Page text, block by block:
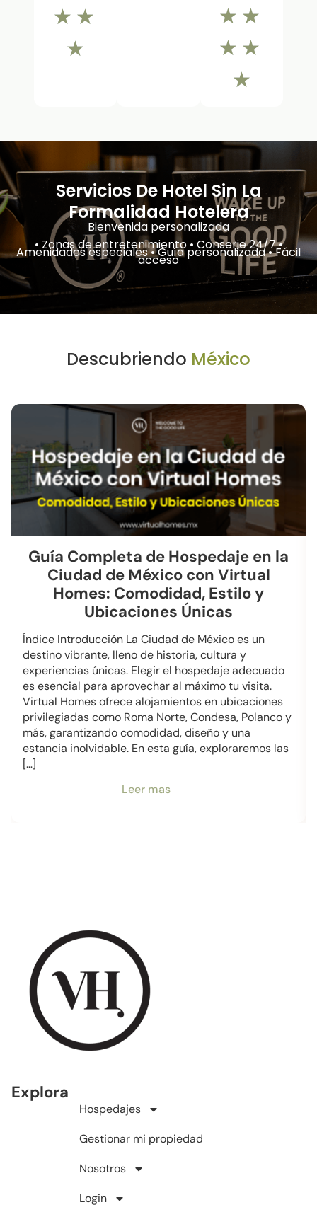
★ ★
★
★ ★
★ ★
★
Servicios De Hotel Sin La
Formalidad Hotelera
Bienvenida personalizada
• Zonas de entretenimiento • Conserje 24/7 •
Amenidades especiales • Guía personalizada • Fácil
acceso
Descubriendo México
Guía Completa de Hospedaje en la
Ciudad de México con Virtual
Homes: Comodidad, Estilo y
Ubicaciones Únicas
Índice Introducción La Ciudad de México es un
destino vibrante, lleno de historia, cultura y
experiencias únicas. Elegir el hospedaje adecuado
es esencial para aprovechar al máximo tu visita.
Virtual Homes ofrece alojamientos en ubicaciones
privilegiadas como Roma Norte, Condesa, Polanco y
más, garantizando comodidad, diseño y una
estancia inolvidable. En esta guía, exploraremos las
[…]
Leer mas
Explora
Hospedajes
Gestionar mi propiedad
Nosotros
Login